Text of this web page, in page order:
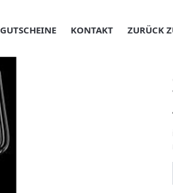
GUTSCHEINE KONTAKT ZURÜCK